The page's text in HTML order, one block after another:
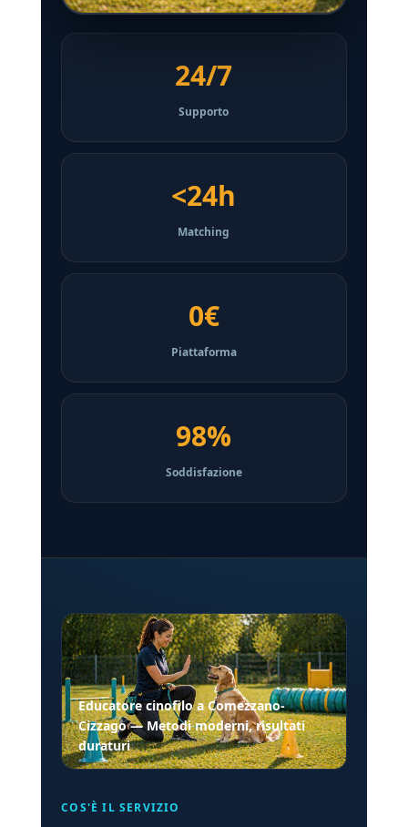
24/7
Supporto
<24h
Matching
0€
Piattaforma
98%
Soddisfazione
Educatore cinofilo a Comezzano-
Cizzago — Metodi moderni, risultati
duraturi
COS'È IL SERVIZIO